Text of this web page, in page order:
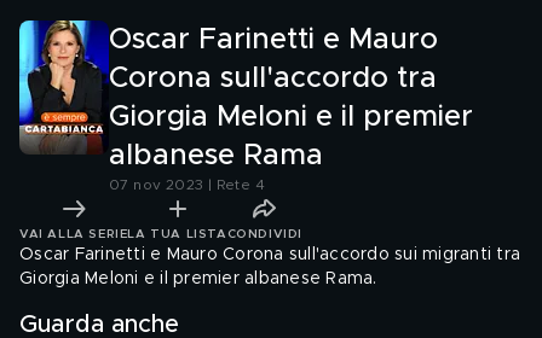
Oscar Farinetti e Mauro
Corona sull'accordo tra
Giorgia Meloni e il premier
albanese Rama
07 nov 2023 | Rete 4
VAI ALLA SERIE LA TUA LISTA CONDIVIDI
Oscar Farinetti e Mauro Corona sull'accordo sui migranti tra
Giorgia Meloni e il premier albanese Rama.
Guarda anche